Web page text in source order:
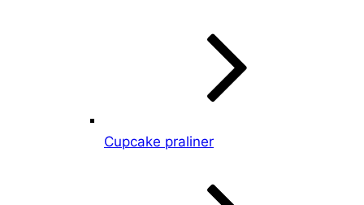
Cupcake praliner